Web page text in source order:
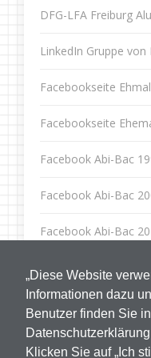
„Diese Website
Informationen dazu
Benutzer finden Sie
Klicken Sie auf „Ich
DFG-LFA Freiburg
LinkedIn Gruppe
Facebookseite
Facebookseite
Facebook Abi-Bac
Facebook Abi-Bac
Facebook Abi-Bac
Facebook Abi-Bac
Facebook Abi-bac
Facebook DFG-LFA